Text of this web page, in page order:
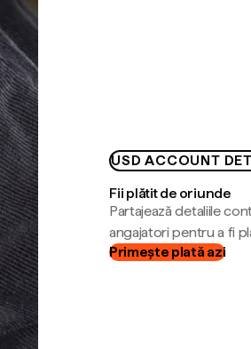
USD ACCOUNT
Fii plătit de oriunde
Partajează detaliile
angajatori pentru a fi
Primește plată azi